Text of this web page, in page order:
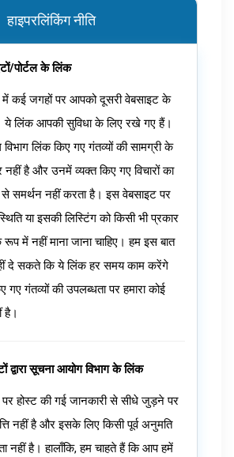
हाइपरलिंकिंग नीति
पोर्टल के लिंक
कई जगहों पर आपको दूसरी वेबसाइट के
ये लिंक आपकी सुविधा के लिए रखे गए हैं।
लिंक किए गए गंतव्यों की सामग्री के
नहीं है और उनमें व्यक्त किए गए विचारों का
से समर्थन नहीं करता है। इस वेबसाइट पर
या इसकी लिस्टिंग को किसी भी प्रकार
में नहीं माना जाना चाहिए। हम इस बात
दे सकते कि ये लिंक हर समय काम करेंगे
गंतव्यों की उपलब्धता पर हमारा कोई
है।
द्वारा सूचना आयोग विभाग के लिंक
होस्ट की गई जानकारी से सीधे जुड़ने पर
नहीं है और इसके लिए किसी पूर्व अनुमति
नहीं है। हालाँकि, हम चाहते हैं कि आप हमें